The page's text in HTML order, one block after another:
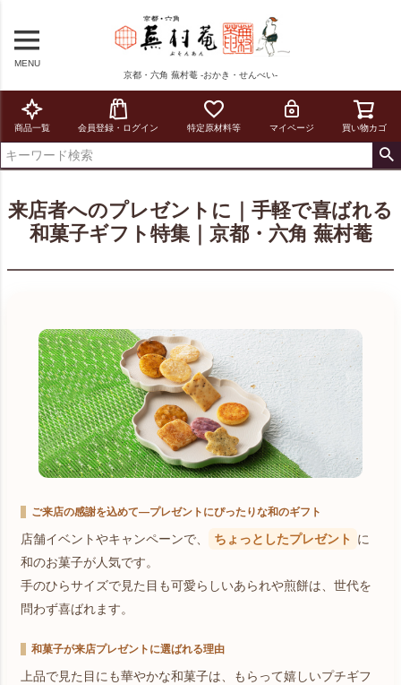
MENU
京都・六角 蕪村菴 -おかき・せんべい-
商品一覧 会員登録・ログイン 特定原材料等 マイページ 買い物カゴ
来店者へのプレゼントに｜手軽で喜ばれる
和菓子ギフト特集｜京都・六角 蕪村菴
ご来店の感謝を込めて―プレゼントにぴったりな和のギフト
店舗イベントやキャンペーンで、 ちょっとしたプレゼント
に
和のお菓子が人気です。
手のひらサイズで見た目も可愛らしいあられや煎餅は、世代を
問わず喜ばれます。
和菓子が来店プレゼントに選ばれる理由
上品で見た目にも華やかな和菓子は、もらって嬉しいプチギフ